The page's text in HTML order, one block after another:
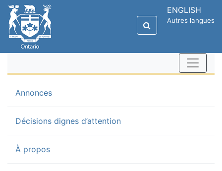
ENGLISH
Autres langues
Annonces(current)
Décisions dignes d’attention
À propos